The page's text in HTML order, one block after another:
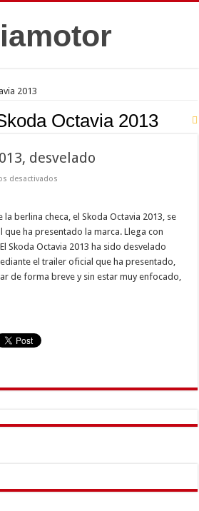
2013
Octavia 2013
desvelado
desactivados
desvelado
berlina checa, el Skoda Octavia 2013, se
ha presentado la marca. Llega con
Skoda Octavia 2013 ha sido desvelado
el trailer oficial que ha presentado,
de forma breve y sin estar muy enfocado,